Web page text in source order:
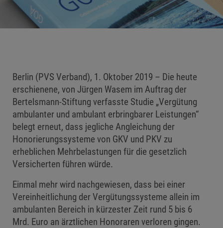
Berlin (PVS Verband), 1. Oktober 2019 – Die heute
erschienene, von Jürgen Wasem im Auftrag der
Bertelsmann-Stiftung verfasste Studie „Vergütung
ambulanter und ambulant erbringbarer Leistungen“
belegt erneut, dass jegliche Angleichung der
Honorierungssysteme von GKV und PKV zu
erheblichen Mehrbelastungen für die gesetzlich
Versicherten führen würde.
Einmal mehr wird nachgewiesen, dass bei einer
Vereinheitlichung der Vergütungssysteme allein im
ambulanten Bereich in kürzester Zeit rund 5 bis 6
Mrd. Euro an ärztlichen Honoraren verloren gingen.